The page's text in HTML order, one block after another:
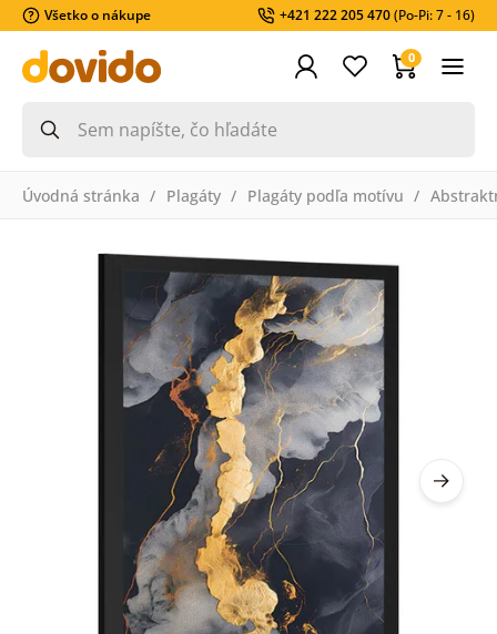
Všetko o nákupe +421 222 205 470(Po-Pi: 7 - 16)
0
Úvodná stránka Plagáty Plagáty podľa motívu